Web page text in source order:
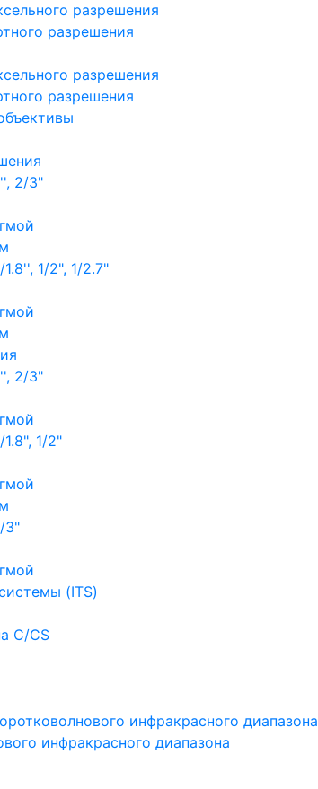
разрешения
разрешения
разрешения
разрешения
2/3"
1/2", 1/2.7"
2/3"
1/2"
3"
(ITS)
C/CS
инфракрасного диапазона
инфракрасного диапазона